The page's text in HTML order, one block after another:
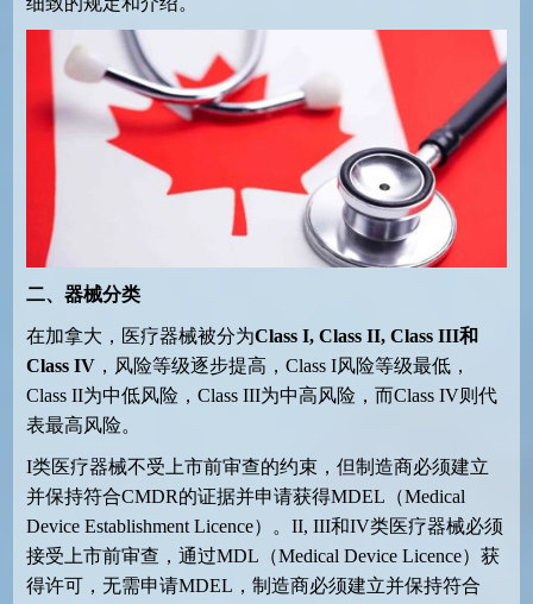
二、器械分类
在加拿大，医疗器械被分为Class I, Class II, Class III和
Class IV，风险等级逐步提高，Class I风险等级最低，
Class II为中低风险，Class III为中高风险，而Class IV则代
表最高风险。
I类医疗器械不受上市前审查的约束，但制造商必须建立
并保持符合CMDR的证据并申请获得MDEL（Medical
Device Establishment Licence）。II, III和IV类医疗器械必须
接受上市前审查，通过MDL（Medical Device Licence）获
得许可，无需申请MDEL，制造商必须建立并保持符合